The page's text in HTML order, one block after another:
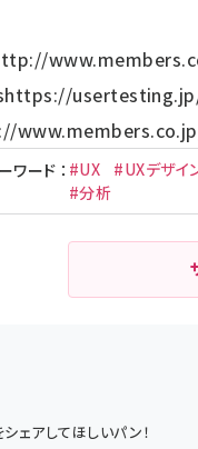
https://
ワード ： #UX #UXデザイ
#分析
ェアしてほしいパン！